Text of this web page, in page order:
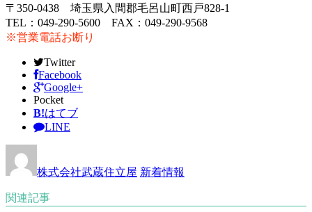
〒350-0438 埼玉県入間郡毛呂山町西戸828-1
TEL：049-290-5600 FAX：049-290-9568
※営業電話お断り
Twitter
Facebook
Google+
Pocket
B!はてブ
LINE
株式会社武蔵住立屋 新着情報
関連記事